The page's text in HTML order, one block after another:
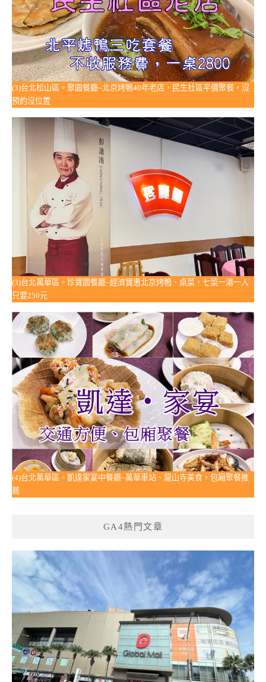
(3)台北松山區。聚園餐廳~北京烤鴨40年老店，民生社區平價聚餐，沒
預約沒位置
(3)台北萬華區。珍寶園餐廳~經濟實惠北京烤鴨、桌菜，七菜一湯一人
只要250元
(4)台北萬華區。凱達家宴中餐廳~萬華車站、龍山寺美食，包廂聚餐推
薦
GA4熱門文章